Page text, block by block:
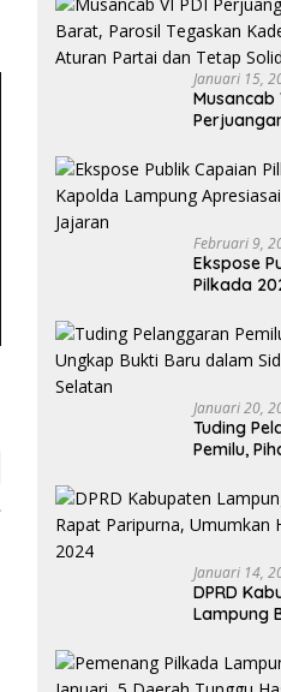
Januari 15,
Musancab
Kader
Partai
Februari 9,
Ekspose
Pilkada
Kinerja
Januari 20,
Tuding
Pemilu,
Sidang
Januari 14,
DPRD
Lampung
Umumkan
2024